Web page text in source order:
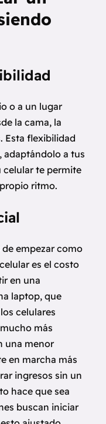
o a un lugar
la cama, la
Esta flexibilidad
adaptándolo a tus
celular te permite
ritmo.
empezar como
es el costo
en una
laptop, que
celulares
más
una menor
en marcha más
ingresos sin un
hace que sea
buscan iniciar